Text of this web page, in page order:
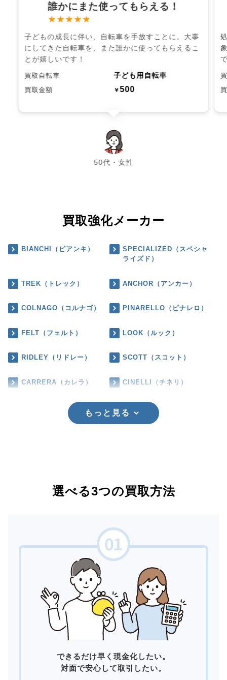
誰かにまた使ってもらえる！
★★★★★
子どもの成長に伴い、自転車を手放すことに。大事
にしてきた自転車を、また誰かに使ってもらえるこ
とが嬉しいです！
買取自転車 子ども用自転車
買取金額 ￥500
50代・女性
chevron_left chevron_right
買取強化メーカー
BIANCHI（ビアンキ）
SPECIALIZED（スペシャ
ライズド）
TREK（トレック） ANCHOR（アンカー）
COLNAGO（コルナゴ） PINARELLO（ピナレロ）
FELT（フェルト） LOOK（ルック）
RIDLEY（リドレー） SCOTT（スコット）
CARRERA（カレラ） CINELLI（チネリ）
もっと見る
選べる3つの買取方法
できるだけ早く現金化したい。
対面で安心して取引したい。